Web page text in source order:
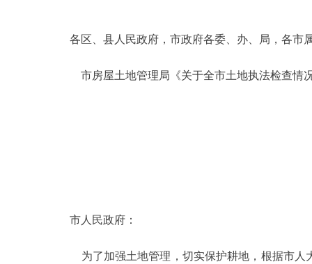
决策公开
政务服务
各区、县人民政府，市政府各委、办、局，各市
市房屋土地管理局《关于全市土地执法检查情
市人民政府：
为了加强土地管理，切实保护耕地，根据市人